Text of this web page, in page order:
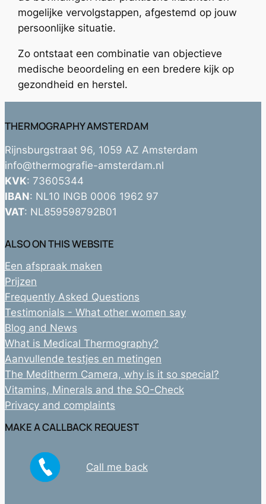
mogelijke vervolgstappen, afgestemd op jouw
persoonlijke situatie.
Zo ontstaat een combinatie van objectieve
medische beoordeling en een bredere kijk op
gezondheid en herstel.
THERMOGRAPHY AMSTERDAM
Rijnsburgstraat 96, 1059 AZ Amsterdam
info@thermografie-amsterdam.nl
KVK: 73605344
IBAN: NL10 INGB 0006 1962 97
VAT: NL859598792B01
ALSO ON THIS WEBSITE
Een afspraak maken
Prijzen
Frequently Asked Questions
Testimonials - What other women say
Blog and News
What is Medical Thermography?
Aanvullende testjes en metingen
The Meditherm Camera, why is it so special?
Vitamins, Minerals and the SO-Check
Privacy and complaints
MAKE A CALLBACK REQUEST
Call me back